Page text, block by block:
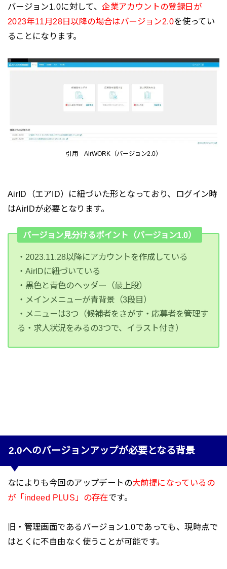
バージョン1.0に対して、企業アカウントの登録日が
2023年11月28日以降の場合はバージョン2.0を使ってい
ることになります。
引用 AirWORK（バージョン2.0）
AirID（エアID）に紐づいた形となっており、ログイン時
はAirIDが必要となります。
バージョン見分けるポイント（バージョン1.0）
・2023.11.28以降にアカウントを作成している
・AirIDに紐づいている
・黒色と青色のヘッダー（最上段）
・メインメニューが青背景（3段目）
・メニューは3つ（候補者をさがす・応募者を管理す
る・求人状況をみるの3つで、イラスト付き）
2.0へのバージョンアップが必要となる背景
なによりも今回のアップデートの大前提になっているの
が「indeed PLUS」の存在です。
旧・管理画面であるバージョン1.0であっても、現時点で
はとくに不自由なく使うことが可能です。